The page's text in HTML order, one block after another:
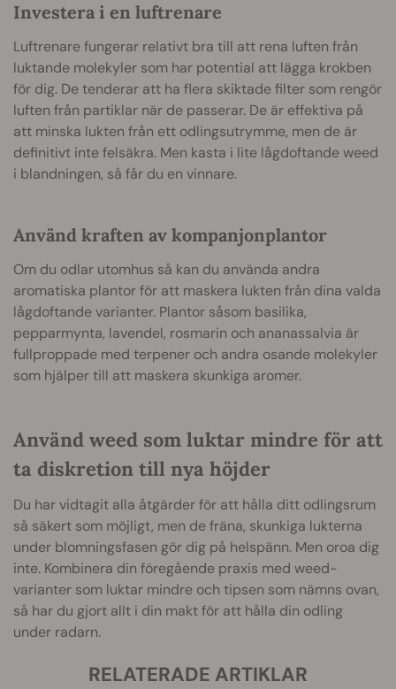
Investera i en luftrenare
Luftrenare fungerar relativt bra till att rena luften från
luktande molekyler som har potential att lägga krokben
för dig. De tenderar att ha flera skiktade filter som rengör
luften från partiklar när de passerar. De är effektiva på
att minska lukten från ett odlingsutrymme, men de är
definitivt inte felsäkra. Men kasta i lite lågdoftande weed
i blandningen, så får du en vinnare.
Använd kraften av kompanjonplantor
Om du odlar utomhus så kan du använda andra
aromatiska plantor för att maskera lukten från dina valda
lågdoftande varianter. Plantor såsom basilika,
pepparmynta, lavendel, rosmarin och ananassalvia är
fullproppade med terpener och andra osande molekyler
som hjälper till att maskera skunkiga aromer.
Använd weed som luktar mindre för att
ta diskretion till nya höjder
Du har vidtagit alla åtgärder för att hålla ditt odlingsrum
så säkert som möjligt, men de fräna, skunkiga lukterna
under blomningsfasen gör dig på helspänn. Men oroa dig
inte. Kombinera din föregående praxis med weed-
varianter som luktar mindre och tipsen som nämns ovan,
så har du gjort allt i din makt för att hålla din odling
under radarn.
RELATERADE ARTIKLAR